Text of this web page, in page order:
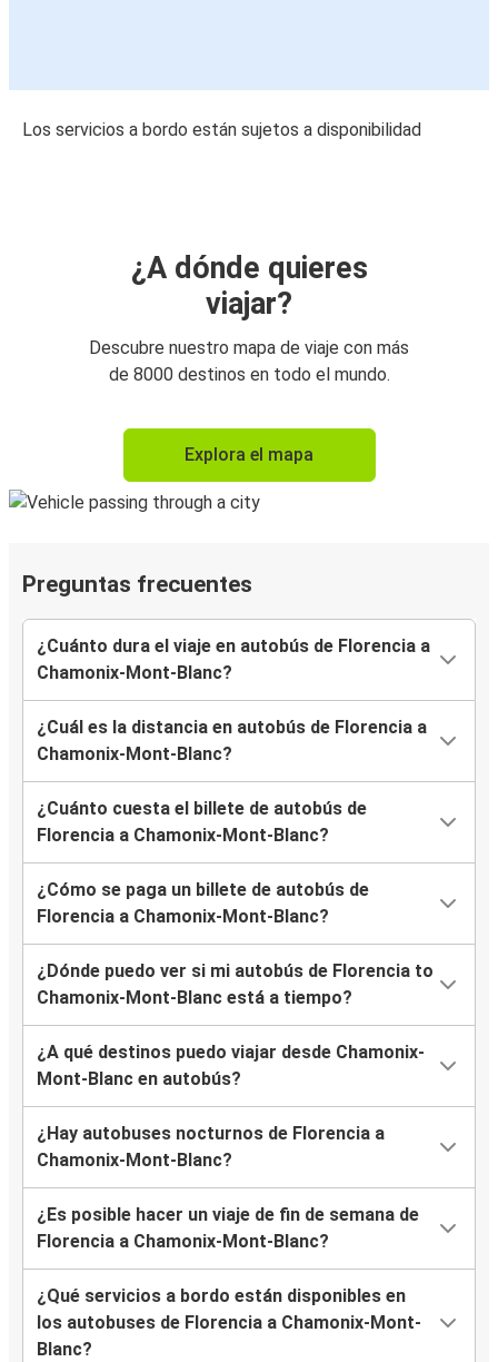
Los servicios a bordo están sujetos a disponibilidad
¿A dónde quieres
viajar?
Descubre nuestro mapa de viaje con más
de 8000 destinos en todo el mundo.
Explora el mapa
Preguntas frecuentes
¿Cuánto dura el viaje en autobús de Florencia a
Chamonix-Mont-Blanc?
¿Cuál es la distancia en autobús de Florencia a
Chamonix-Mont-Blanc?
¿Cuánto cuesta el billete de autobús de
Florencia a Chamonix-Mont-Blanc?
¿Cómo se paga un billete de autobús de
Florencia a Chamonix-Mont-Blanc?
¿Dónde puedo ver si mi autobús de Florencia to
Chamonix-Mont-Blanc está a tiempo?
¿A qué destinos puedo viajar desde Chamonix-
Mont-Blanc en autobús?
¿Hay autobuses nocturnos de Florencia a
Chamonix-Mont-Blanc?
¿Es posible hacer un viaje de fin de semana de
Florencia a Chamonix-Mont-Blanc?
¿Qué servicios a bordo están disponibles en
los autobuses de Florencia a Chamonix-Mont-
Blanc?